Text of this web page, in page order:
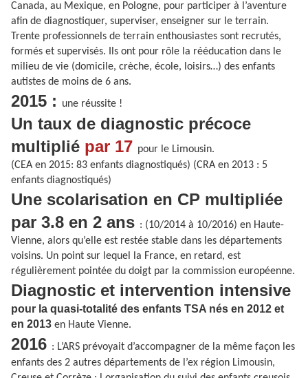
Canada, au Mexique, en Pologne, pour participer à l’aventure
afin de diagnostiquer, superviser, enseigner sur le terrain.
Trente professionnels de terrain enthousiastes sont recrutés,
formés et supervisés. Ils ont pour rôle la rééducation dans le
milieu de vie (domicile, crèche, école, loisirs…) des enfants
autistes de moins de 6 ans.
2015 : une réussite !
Un taux de diagnostic précoce
multiplié par 17 pour le Limousin.
(CEA en 2015: 83 enfants diagnostiqués) (CRA en 2013 : 5
enfants diagnostiqués)
Une scolarisation en CP multipliée
par 3.8 en 2 ans : (10/2014 à 10/2016) en Haute-
Vienne, alors qu’elle est restée stable dans les départements
voisins. Un point sur lequel la France, en retard, est
régulièrement pointée du doigt par la commission européenne.
Diagnostic et intervention intensive
pour la quasi-totalité des enfants TSA nés en 2012 et
en 2013 en Haute Vienne.
2016 : L’ARS prévoyait d’accompagner de la même façon les
enfants des 2 autres départements de l’ex région Limousin,